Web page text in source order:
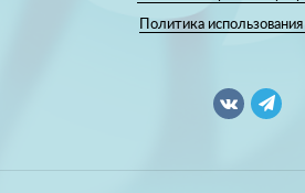
Политика